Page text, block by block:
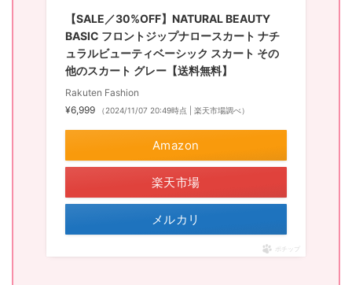
【SALE／30%OFF】NATURAL BEAUTY
BASIC フロントジップナロースカート ナチ
ュラルビューティベーシック スカート その
他のスカート グレー【送料無料】
Rakuten Fashion
¥6,999
（2024/11/07 20:49時点 | 楽天市場調べ）
Amazon
楽天市場
メルカリ
ポチップ